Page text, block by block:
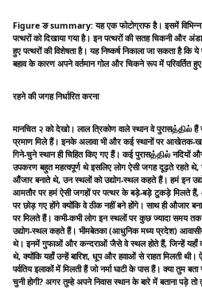
Figure ङ summary: यह एक फोटोग्राफ है। इसमें
पत्थरों को दिखाया गया है। इन पत्थरों की सतह चिकनी और
हुए पत्थरों की विशेषता है। यह निष्कर्ष निकाला जा सकता है
बहाव के कारण अपने वर्तमान गोल और चिकने रूप में परिवर्तित
रहने की जगह निर्धारित करना
मानचित २ को देखो। लाल त्रिकोण वाले स्थान वे
प्रमाण मिले हैं। इनके अलावा भी और कई स्थानों पर आखेतक-
गिने-चुने स्थान ही चिहित किए गए हैं। कई पुरासத்தில் नदियों
उपकरण बहुत महत्वपूर्ण थे इसलिए लोग ऐसी जगह दूढ़ते रहते
औंजार बनाते थे, उन स्थलों को उद्योग-स्थल कहते हैं। हमं इन
आमतौर पर हमं ऐसी जगहों पर पत्थर के बड़े-बड़े टुकड़े मिलते
पर छोड़ गए होंगे क्योंकि वे ठीक नहीं बने होंगे। साथ ही औजार
पर मिलते हैं। कभी-कभी लोग इन स्थलों पर कुछ ज्यादा समय
उद्योग-स्थल कहते हैं। भीमबेतका (आधुनिक मध्य प्रदेश)
थे। इनमें गुफाओं और कन्दराओं जैसे वे स्थल होते हैं, जिन्हें यहाँ
थे, क्योंकि यहाँ उन्हें बारिश, धूप और हवाओं से राहत मिलती
पर्वतिय इलाकों में मिलती हैं जो नर्मा घाटी के पास हैं। क्या तुम
चुनी होगी? अगर तुम्हे अपने निवास स्थान के बारे में बताना पड़े